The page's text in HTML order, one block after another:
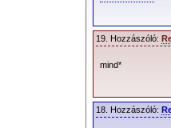
19. Hozzászóló:
mind*
18. Hozzászóló: